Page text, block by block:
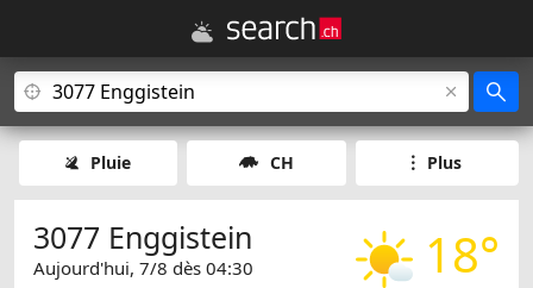
Pluie CH Plus
18°
3077 Enggistein
Aujourd'hui, 7/8 dès 04:30